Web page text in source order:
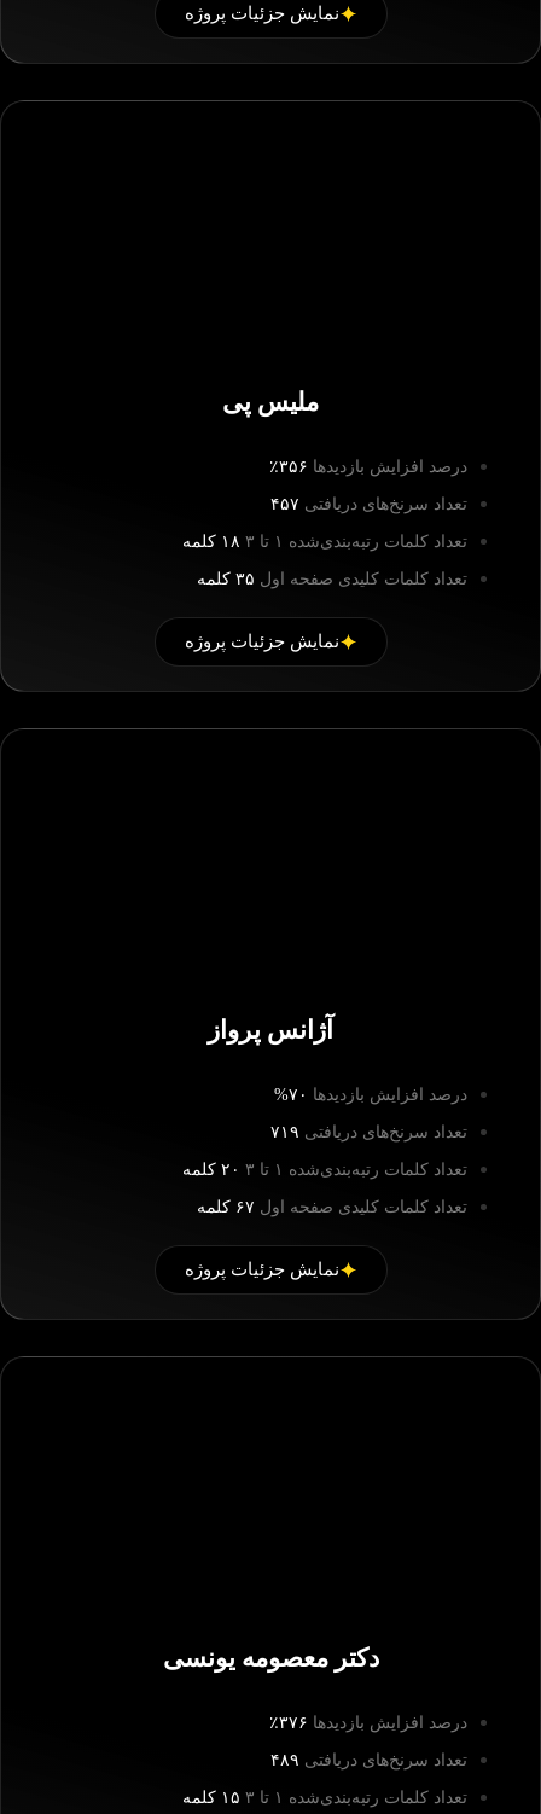
نمایش جزئیات پروژه
ملیس پی
درصد افزایش بازدیدها ۳۵۶٪
تعداد سرنخ‌های دریافتی ۴۵۷
تعداد کلمات رتبه‌بندی‌شده ۱ تا ۳ ۱۸ کلمه
تعداد کلمات کلیدی صفحه اول ۳۵ کلمه
نمایش جزئیات پروژه
آژانس پرواز
درصد افزایش بازدیدها ۷۰%
تعداد سرنخ‌های دریافتی ۷۱۹
تعداد کلمات رتبه‌بندی‌شده ۱ تا ۳ ۲۰ کلمه
تعداد کلمات کلیدی صفحه اول ۶۷ کلمه
نمایش جزئیات پروژه
دکتر معصومه یونسی
درصد افزایش بازدیدها ۳۷۶٪
تعداد سرنخ‌های دریافتی ۴۸۹
تعداد کلمات رتبه‌بندی‌شده ۱ تا ۳ ۱۵ کلمه